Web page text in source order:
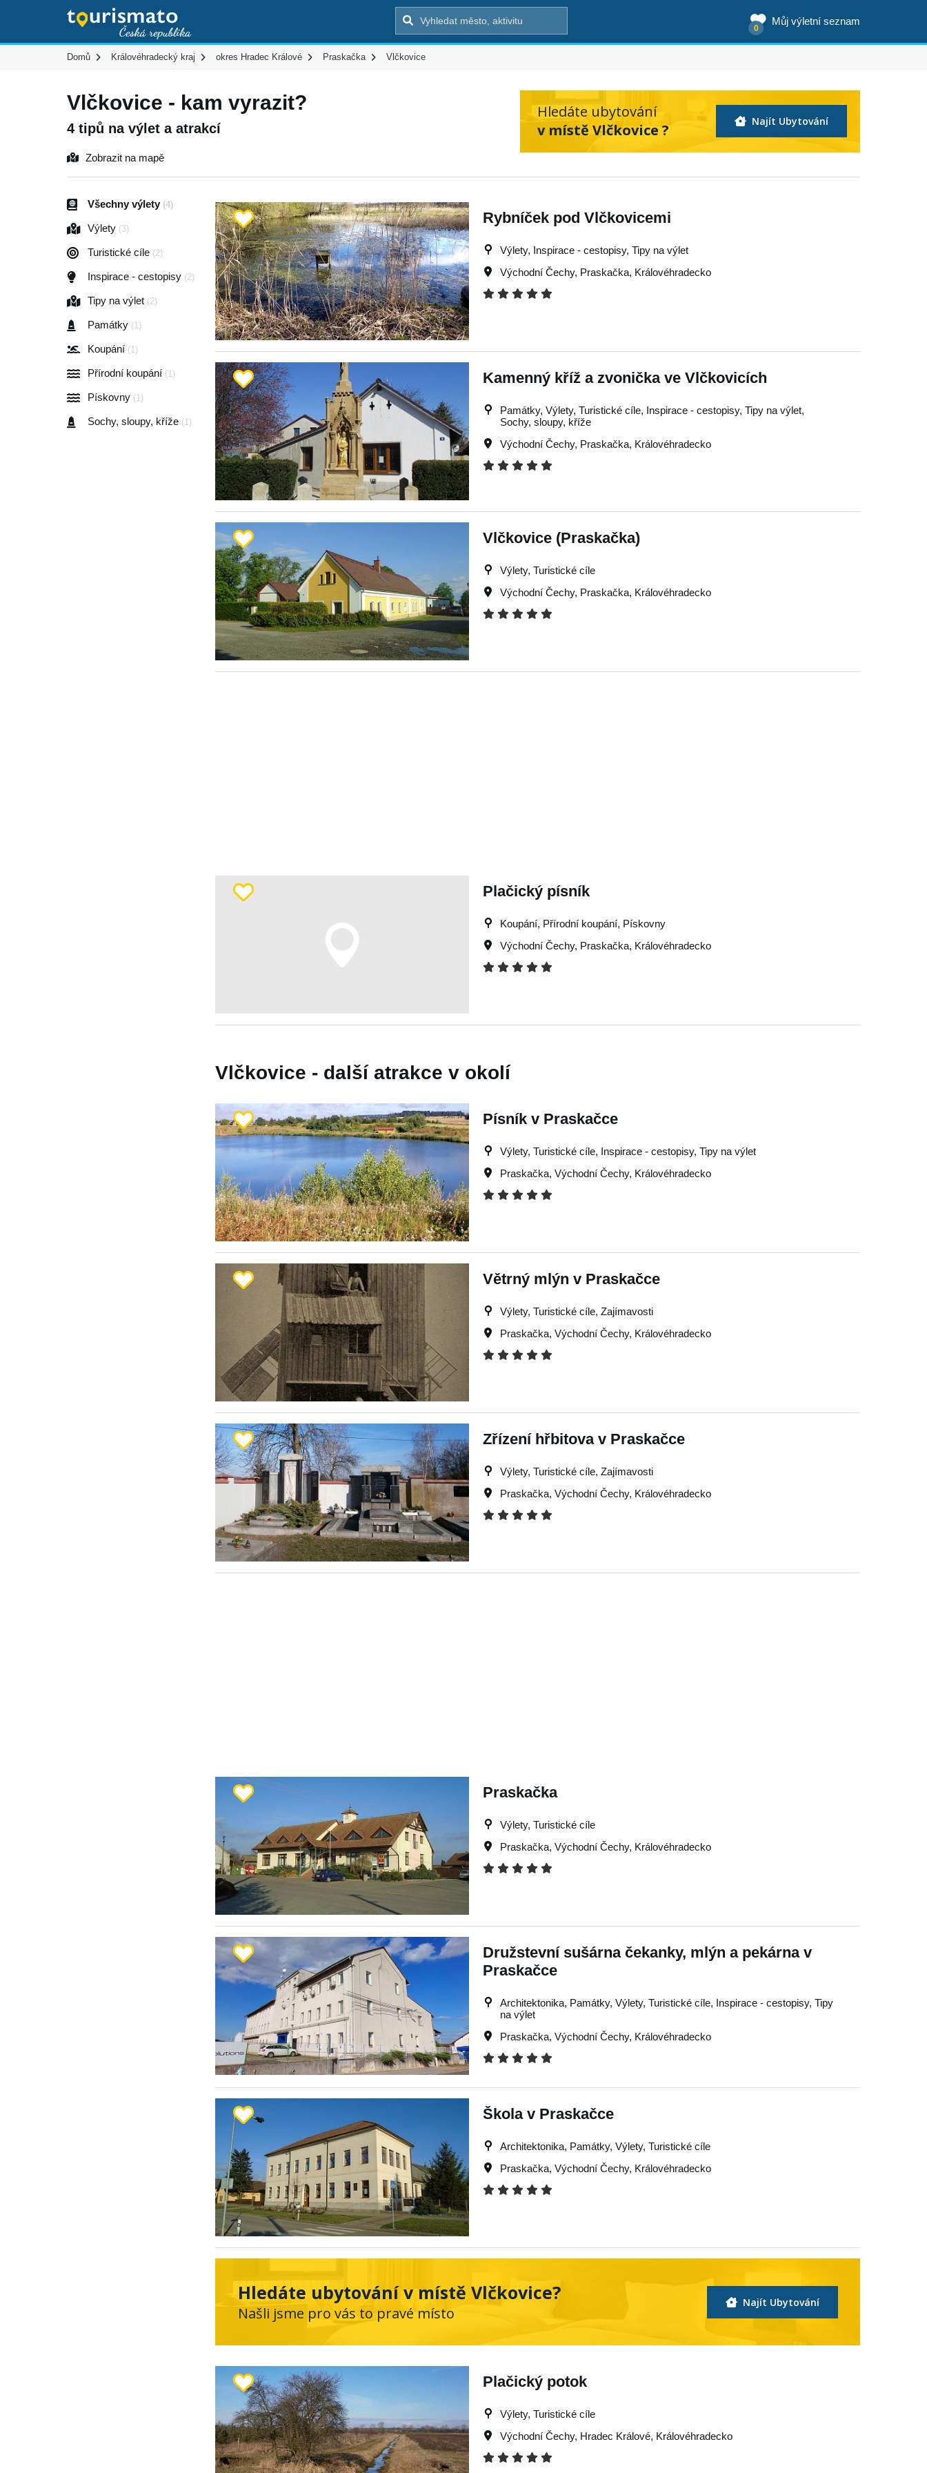
Můj výletní seznam
0
Domů Královéhradecký kraj okres Hradec Králové Praskačka Vlčkovice
Vlčkovice - kam vyrazit?
4 tipů na výlet a atrakcí
Hledáte ubytování
v místě Vlčkovice ?
Najít Ubytování
Zobrazit na mapě
Všechny výlety (4)
Výlety (3)
Turistické cíle (2)
Inspirace - cestopisy (2)
Tipy na výlet (2)
Památky (1)
Koupání (1)
Přírodní koupání (1)
Pískovny (1)
Sochy, sloupy, kříže (1)
Rybníček pod Vlčkovicemi
Výlety, Inspirace - cestopisy, Tipy na výlet
Východní Čechy, Praskačka, Královéhradecko
Kamenný kříž a zvonička ve Vlčkovicích
Památky, Výlety, Turistické cíle, Inspirace - cestopisy, Tipy na výlet,
Sochy, sloupy, kříže
Východní Čechy, Praskačka, Královéhradecko
Vlčkovice (Praskačka)
Výlety, Turistické cíle
Východní Čechy, Praskačka, Královéhradecko
Plačický písník
Koupání, Přírodní koupání, Pískovny
Východní Čechy, Praskačka, Královéhradecko
Vlčkovice - další atrakce v okolí
Písník v Praskačce
Výlety, Turistické cíle, Inspirace - cestopisy, Tipy na výlet
Praskačka, Východní Čechy, Královéhradecko
Větrný mlýn v Praskačce
Výlety, Turistické cíle, Zajímavosti
Praskačka, Východní Čechy, Královéhradecko
Zřízení hřbitova v Praskačce
Výlety, Turistické cíle, Zajímavosti
Praskačka, Východní Čechy, Královéhradecko
Praskačka
Výlety, Turistické cíle
Praskačka, Východní Čechy, Královéhradecko
Družstevní sušárna čekanky, mlýn a pekárna v
Praskačce
Architektonika, Památky, Výlety, Turistické cíle, Inspirace - cestopisy, Tipy
na výlet
Praskačka, Východní Čechy, Královéhradecko
Škola v Praskačce
Architektonika, Památky, Výlety, Turistické cíle
Praskačka, Východní Čechy, Královéhradecko
Hledáte ubytování v místě Vlčkovice?
Našli jsme pro vás to pravé místo
Najít Ubytování
Plačický potok
Výlety, Turistické cíle
Východní Čechy, Hradec Králové, Královéhradecko